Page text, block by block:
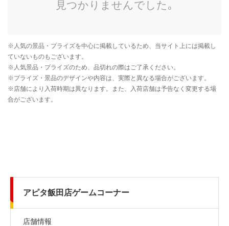
アピタ飯田店ゲームコーナー
店舗情報